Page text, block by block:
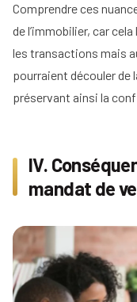
Comprendre ces
de l’immobilier, car
les transactions mais
pourraient découler de
préservant ainsi la
IV.
mandat de